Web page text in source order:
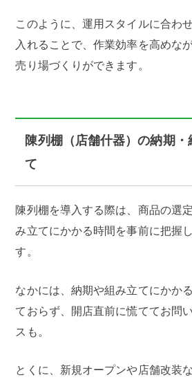
このように、運用スタイルに合わ
入れることで、作業効率を高めな
売り場づくりができます。
陳列棚（店舗什器）の納期
て
陳列棚を導入する際は、商品の選
み立てにかかる時間を事前に把握
す。
なかには、納期や組み立てにかか
ておらず、開店直前に慌ててお問
スも。
とくに、新規オープンや店舗改装